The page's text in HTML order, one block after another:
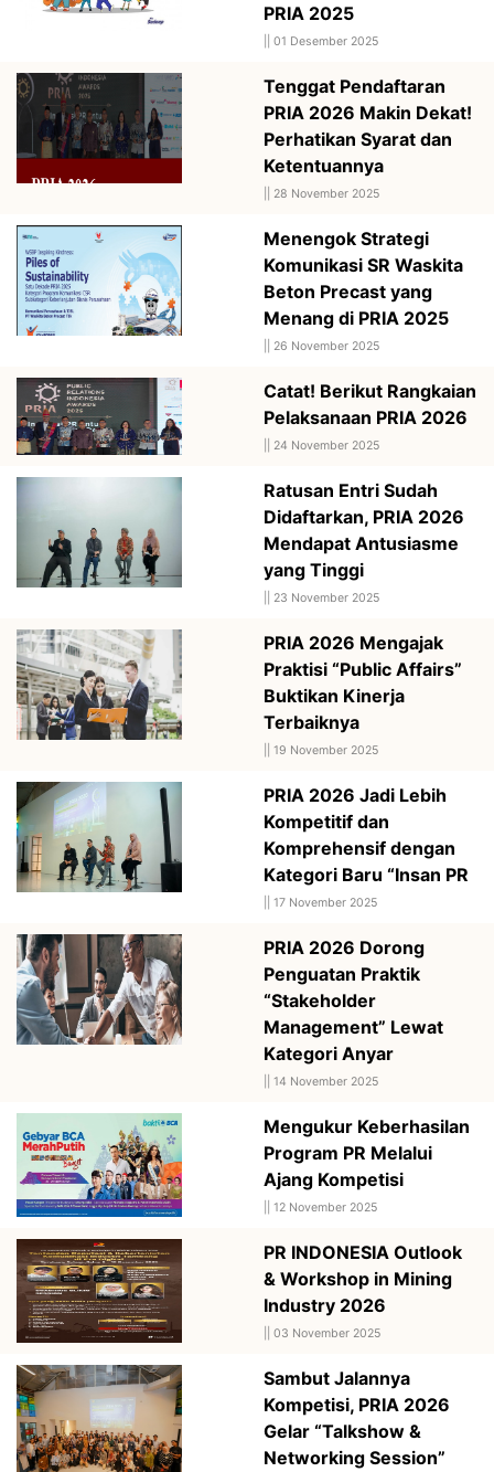
PRIA 2025
01 Desember 2025
Tenggat Pendaftaran
PRIA 2026 Makin Dekat!
Perhatikan Syarat dan
Ketentuannya
28 November 2025
Menengok Strategi
Komunikasi SR Waskita
Beton Precast yang
Menang di PRIA 2025
26 November 2025
Catat! Berikut Rangkaian
Pelaksanaan PRIA 2026
24 November 2025
Ratusan Entri Sudah
Didaftarkan, PRIA 2026
Mendapat Antusiasme
yang Tinggi
23 November 2025
PRIA 2026 Mengajak
Praktisi “Public Affairs”
Buktikan Kinerja
Terbaiknya
19 November 2025
PRIA 2026 Jadi Lebih
Kompetitif dan
Komprehensif dengan
Kategori Baru “Insan PR
17 November 2025
PRIA 2026 Dorong
Penguatan Praktik
“Stakeholder
Management” Lewat
Kategori Anyar
14 November 2025
Mengukur Keberhasilan
Program PR Melalui
Ajang Kompetisi
12 November 2025
PR INDONESIA Outlook
& Workshop in Mining
Industry 2026
03 November 2025
Sambut Jalannya
Kompetisi, PRIA 2026
Gelar “Talkshow &
Networking Session”